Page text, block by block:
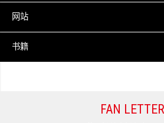
网站
书籍
FAN LETTER